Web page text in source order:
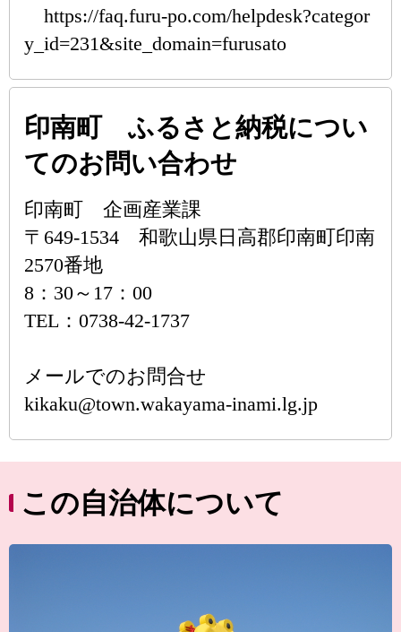
https://faq.furu-po.com/helpdesk?categor
y_id=231&site_domain=furusato
印南町 ふるさと納税につい
てのお問い合わせ
印南町 企画産業課
〒649-1534 和歌山県日高郡印南町印南
2570番地
8：30～17：00
TEL：0738-42-1737
メールでのお問合せ
kikaku@town.wakayama-inami.lg.jp
この自治体について